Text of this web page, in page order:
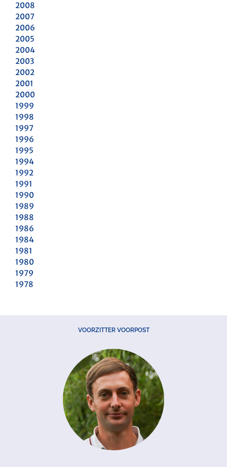
2008
2007
2006
2005
2004
2003
2002
2001
2000
1999
1998
1997
1996
1995
1994
1992
1991
1990
1989
1988
1986
1984
1981
1980
1979
1978
VOORZITTER VOORPOST